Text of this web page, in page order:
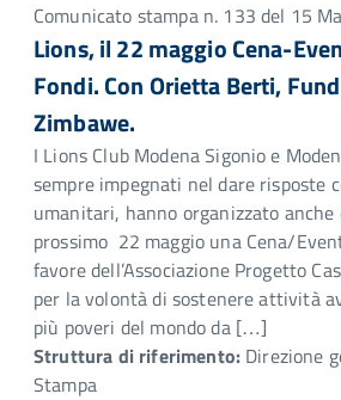
Comunicato stampa n. 133 del 15
Lions, il 22 maggio Cena-
Fondi. Con Orietta Berti,
Zimbawe.
I Lions Club Modena Sigonio e
sempre impegnati nel dare risposte
umanitari, hanno organizzato anche
prossimo 22 maggio una Cena/
favore dell’Associazione Progetto
per la volontà di sostenere attività
più poveri del mondo da […]
Struttura di riferimento: Direzione
Stampa